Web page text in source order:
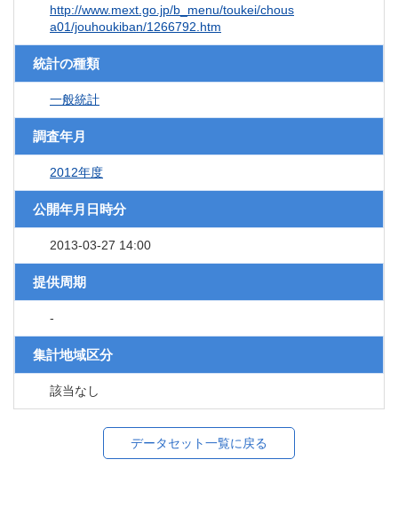
http://www.mext.go.jp/b_menu/toukei/chous
a01/jouhoukiban/1266792.htm
統計の種類
一般統計
調査年月
2012年度
公開年月日時分
2013-03-27 14:00
提供周期
-
集計地域区分
該当なし
データセット一覧に戻る